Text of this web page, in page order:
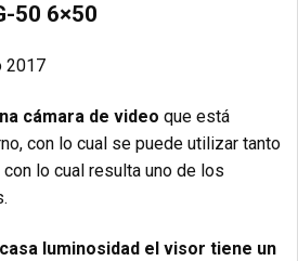
50 6×50
cámara de video que está
con lo cual se puede utilizar tanto
lo cual resulta uno de los
luminosidad el visor tiene un